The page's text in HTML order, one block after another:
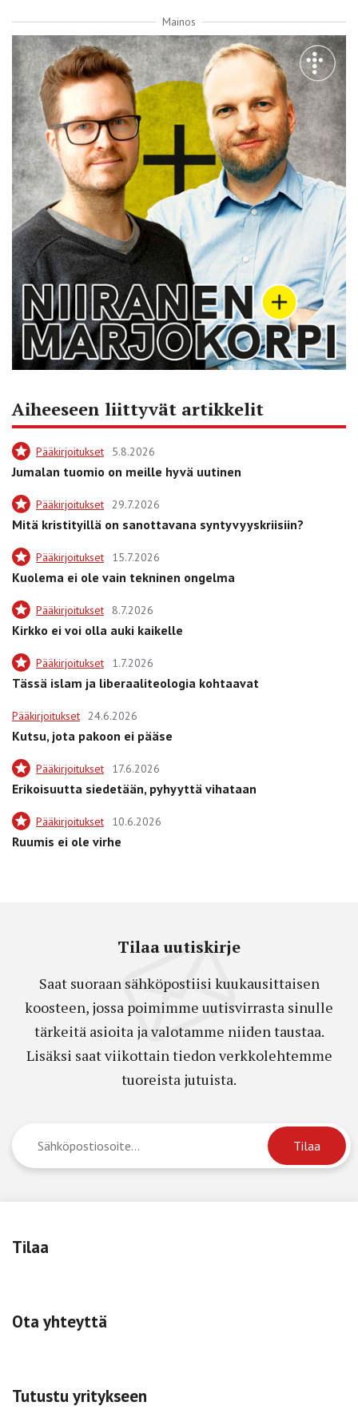
Mainos
Aiheeseen liittyvät artikkelit
Pääkirjoitukset 5.8.2026
Jumalan tuomio on meille hyvä uutinen
Pääkirjoitukset 29.7.2026
Mitä kristityillä on sanottavana syntyvyyskriisiin?
Pääkirjoitukset 15.7.2026
Kuolema ei ole vain tekninen ongelma
Pääkirjoitukset 8.7.2026
Kirkko ei voi olla auki kaikelle
Pääkirjoitukset 1.7.2026
Tässä islam ja liberaaliteologia kohtaavat
Pääkirjoitukset 24.6.2026
Kutsu, jota pakoon ei pääse
Pääkirjoitukset 17.6.2026
Erikoisuutta siedetään, pyhyyttä vihataan
Pääkirjoitukset 10.6.2026
Ruumis ei ole virhe
Tilaa uutiskirje
Saat suoraan sähköpostiisi kuukausittaisen
koosteen, jossa poimimme uutisvirrasta sinulle
tärkeitä asioita ja valotamme niiden taustaa.
Lisäksi saat viikottain tiedon verkkolehtemme
tuoreista jutuista.
Tilaa
Ota yhteyttä
Tutustu yritykseen